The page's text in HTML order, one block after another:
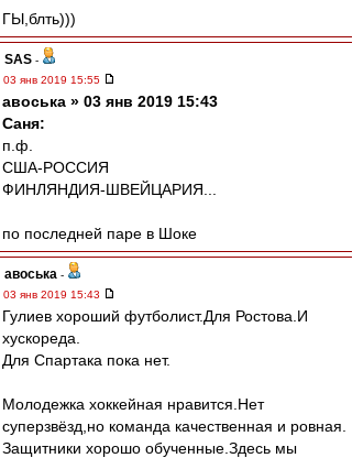
ГЫ,блть)))
SAS -
03 янв 2019 15:55
авоська » 03 янв 2019 15:43
Саня:
п.ф.
США-РОССИЯ
ФИНЛЯНДИЯ-ШВЕЙЦАРИЯ...
по последней паре в Шоке
авоська -
03 янв 2019 15:43
Гулиев хороший футболист.Для Ростова.И
хускореда.
Для Спартака пока нет.
Молодежка хоккейная нравится.Нет
суперзвёзд,но команда качественная и ровная.
Защитники хорошо обученные.Здесь мы